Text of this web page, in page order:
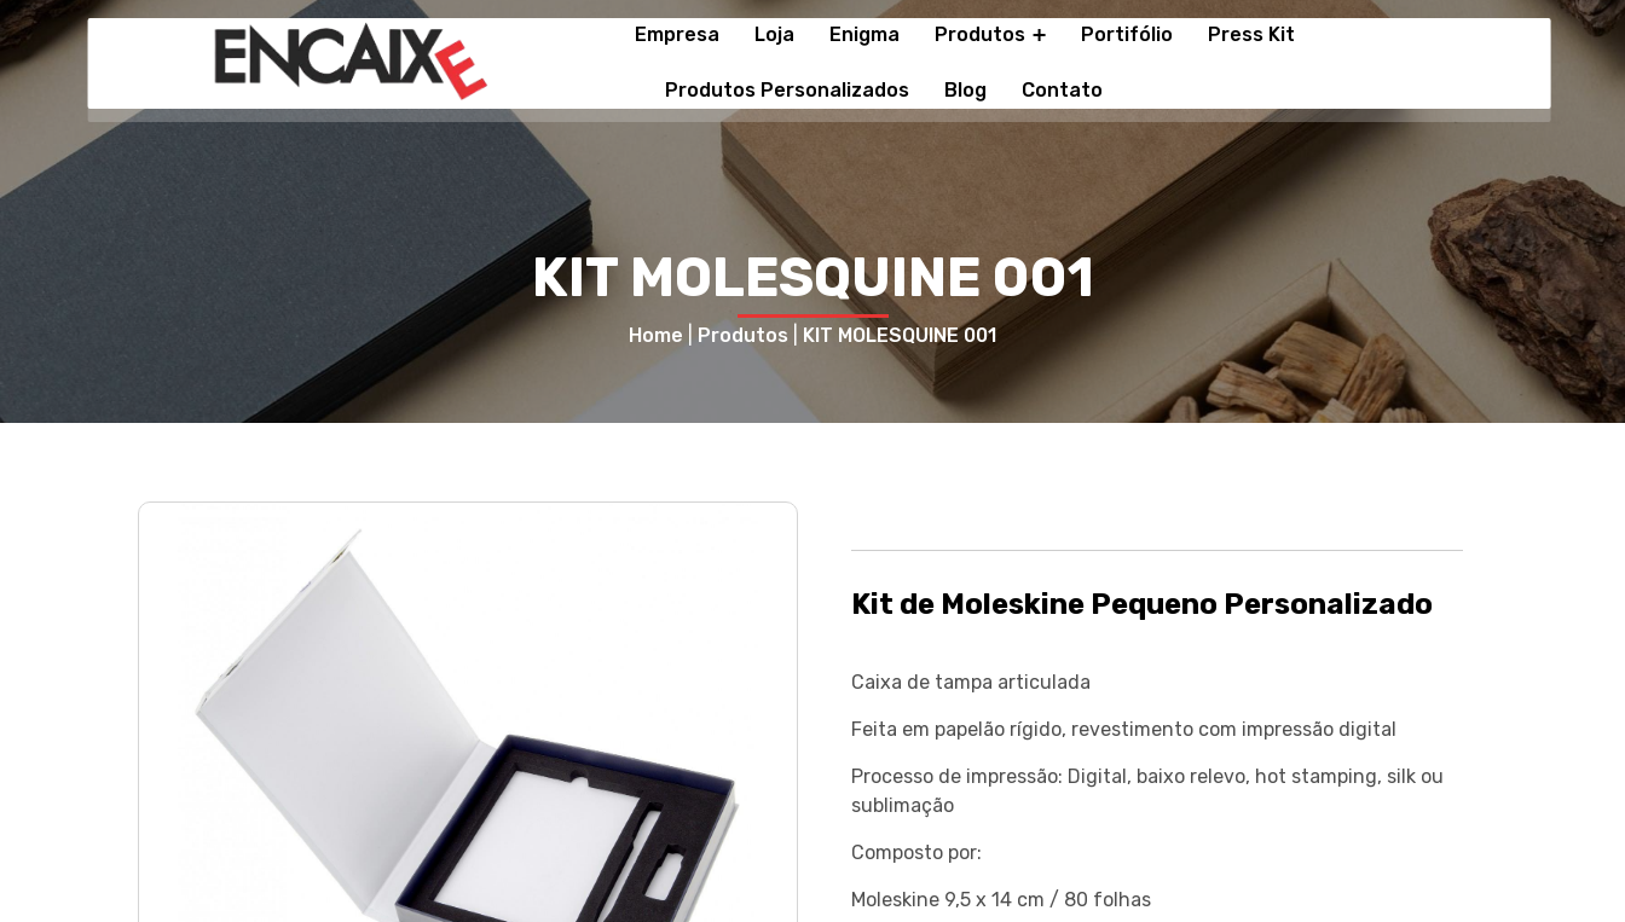
Empresa Loja Enigma Produtos Portifólio Press Kit
Produtos Personalizados Blog Contato
KIT MOLESQUINE 001
Home Produtos KIT MOLESQUINE 001
Kit de Moleskine Pequeno Personalizado
Caixa de tampa articulada
Feita em papelão rígido, revestimento com impressão digital
Processo de impressão: Digital, baixo relevo, hot stamping, silk ou
sublimação
Composto por:
Moleskine 9,5 x 14 cm / 80 folhas